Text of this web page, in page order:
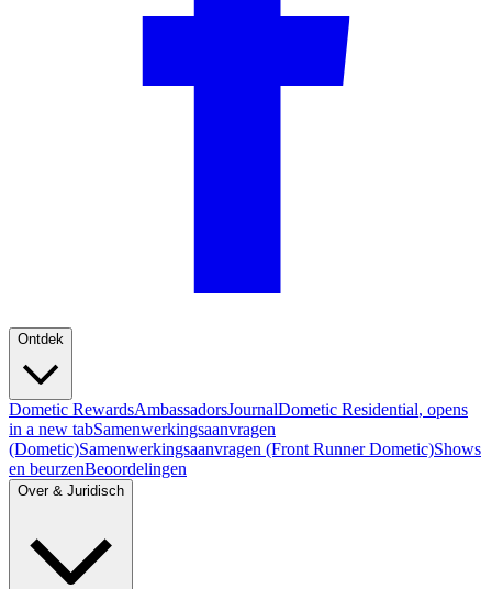
Ontdek
Dometic RewardsAmbassadorsJournalDometic Residential, opens
in a new tabSamenwerkingsaanvragen
(Dometic)Samenwerkingsaanvragen (Front Runner Dometic)Shows
en beurzenBeoordelingen
Over & Juridisch